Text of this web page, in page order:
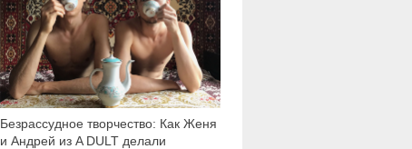
Безрассудное творчество: Как Женя
и Андрей из A DULT делали